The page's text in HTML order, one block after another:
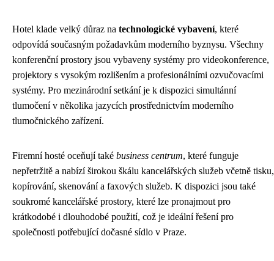
Hotel klade velký důraz na technologické vybavení, které
odpovídá současným požadavkům moderního byznysu. Všechny
konferenční prostory jsou vybaveny systémy pro videokonference,
projektory s vysokým rozlišením a profesionálními ozvučovacími
systémy. Pro mezinárodní setkání je k dispozici simultánní
tlumočení v několika jazycích prostřednictvím moderního
tlumočnického zařízení.
Firemní hosté oceňují také business centrum, které funguje
nepřetržitě a nabízí širokou škálu kancelářských služeb včetně tisku,
kopírování, skenování a faxových služeb. K dispozici jsou také
soukromé kancelářské prostory, které lze pronajmout pro
krátkodobé i dlouhodobé použití, což je ideální řešení pro
společnosti potřebující dočasné sídlo v Praze.